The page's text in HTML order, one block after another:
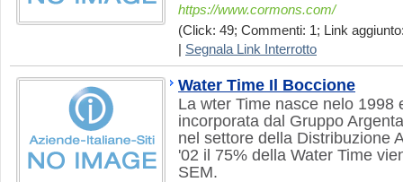
https://www.cormons.com/
(Click: 49; Commenti: 1; Link
Segnala Link Interrotto
Water Time Il Boccione
La wter Time nasce nelo 1998
incorporata dal Gruppo
nel settore della Distribuzione
'02 il 75% della Water Time
SEM.